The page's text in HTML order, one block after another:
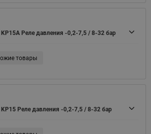
KP15A Реле давления -0,2-7,5 / 8-32 бар
товары
KP15 Реле давления -0,2-7,5 / 8-32 бар